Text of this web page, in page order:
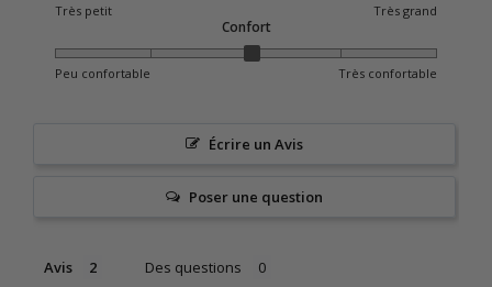
Très petit Très grand
Confort
Peu confortable Très confortable
Écrire un Avis
Poser une question
Avis Des questions